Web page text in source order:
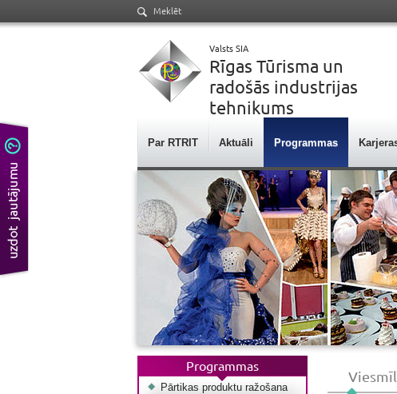
Meklēt
Valsts SIA
Rīgas Tūrisma un
radošās industrijas
tehnikums
Par RTRIT Aktuāli Programmas
Programmas
Pārtikas produktu ražošana